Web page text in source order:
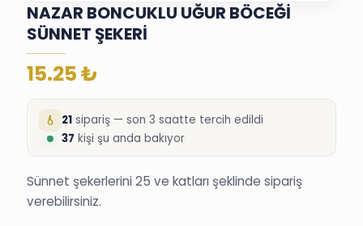
NAZAR BONCUKLU UĞUR BÖCEĞİ
SÜNNET ŞEKERİ
15.25₺
21 sipariş — son 3 saatte tercih edildi
37 kişi şu anda bakıyor
Sünnet şekerlerini 25 ve katları şeklinde sipariş
verebilirsiniz.